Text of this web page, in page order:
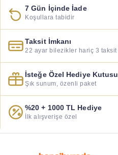
7 Gün İçinde İade
Koşullara tabidir
Taksit İmkanı
22 ayar bilezikler hariç 3 taksit
İsteğe Özel Hediye Kutusu
Şık sunum, özenli paket
%20 + 1000 TL Hediye
İlk alışverişe özel